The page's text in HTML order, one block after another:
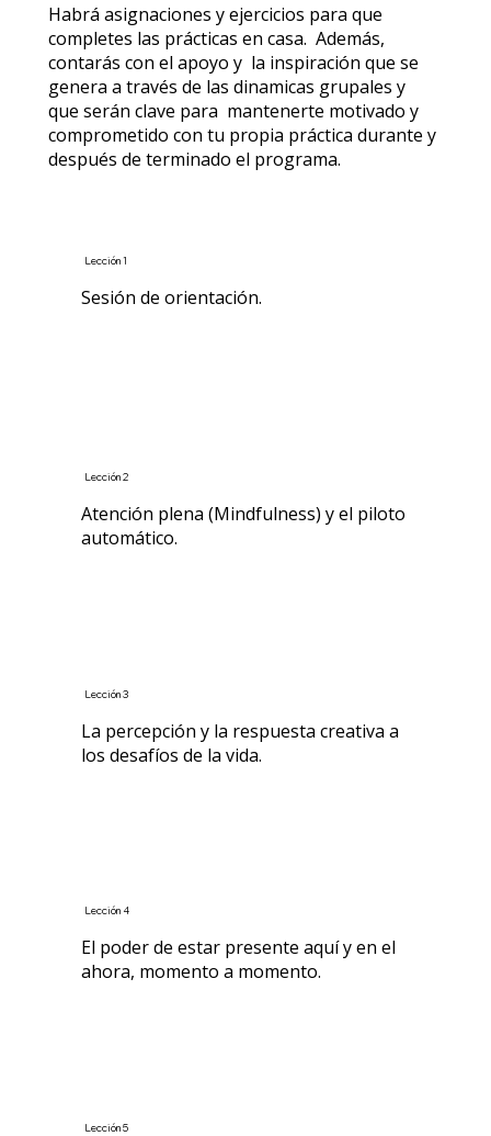
Habrá asignaciones y ejercicios para que
completes las prácticas en casa. Además,
contarás con el apoyo y la inspiración que se
genera a través de las dinamicas grupales y
que serán clave para mantenerte motivado y
comprometido con tu propia práctica durante y
después de terminado el programa.
Lección 1
Sesión de orientación.
Lección 2
Atención plena (Mindfulness) y el piloto
automático.
Lección 3
La percepción y la respuesta creativa a
los desafíos de la vida.
Lección 4
El poder de estar presente aquí y en el
ahora, momento a momento.
Lección 5